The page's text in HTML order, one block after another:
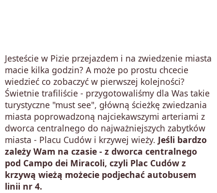
Jesteście w Pizie przejazdem i na zwiedzenie miasta
macie kilka godzin? A może po prostu chcecie
wiedzieć co zobaczyć w pierwszej kolejności?
Świetnie trafiliście - przygotowaliśmy dla Was takie
turystyczne "must see", główną ścieżkę zwiedzania
miasta poprowadzoną najciekawszymi arteriami z
dworca centralnego do najważniejszych zabytków
miasta - Placu Cudów i krzywej wieży. Jeśli bardzo
zależy Wam na czasie - z dworca centralnego
pod Campo dei Miracoli, czyli Plac Cudów z
krzywą wieżą możecie podjechać autobusem
linii nr 4.